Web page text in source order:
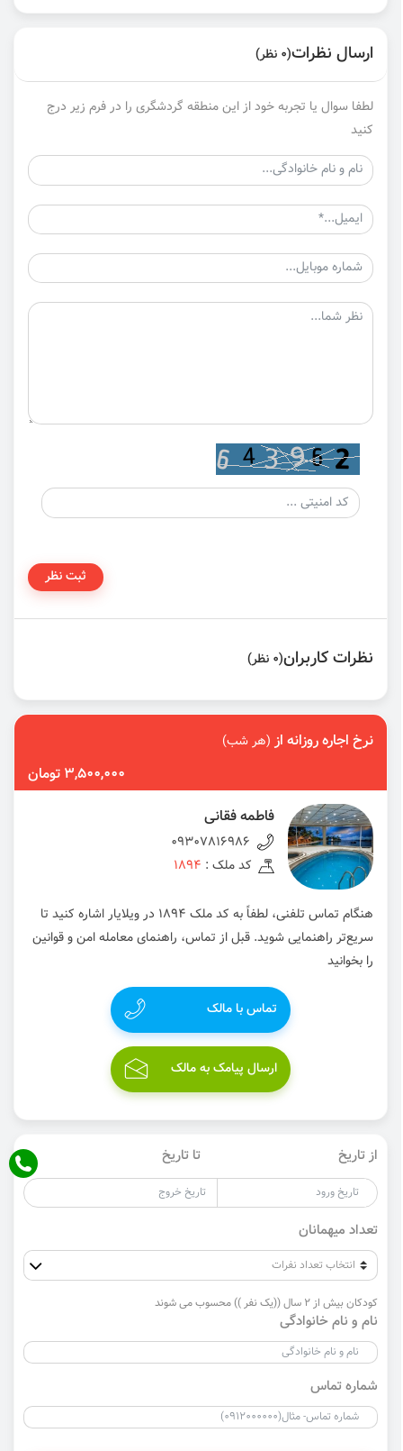
ارسال نظرات(0 نظر)
لطفا سوال یا تجربه خود از این منطقه گردشگری را در فرم زیر درج
کنید
ثبت نظر
نظرات کاربران(0 نظر)
نرخ اجاره روزانه از(هر شب)
3,500,000 تومان
فاطمه فقانی
09307816986
کد ملک : 1894
هنگام تماس تلفنی، لطفاً به کد ملک 1894 در ویلایار اشاره کنید تا
سریع‌تر راهنمایی شوید. قبل از تماس، راهنمای معامله امن و قوانین
را بخوانید
تماس با مالک
ارسال پیامک به مالک
از تاریخ تا تاریخ
تعداد میهمانان
کودکان بیش از 2 سال ((یک نفر )) محسوب می شوند
نام و نام خانوادگی
شماره تماس